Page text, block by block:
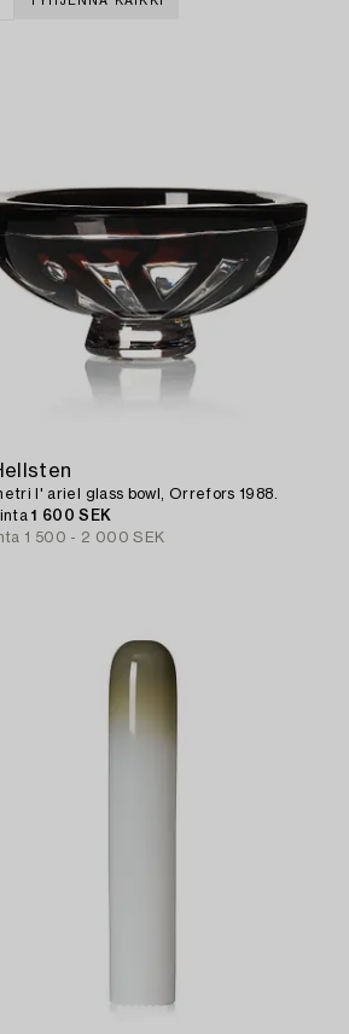
I' ariel glass bowl, Orrefors 1988.
1 600 SEK
1 500 - 2 000 SEK